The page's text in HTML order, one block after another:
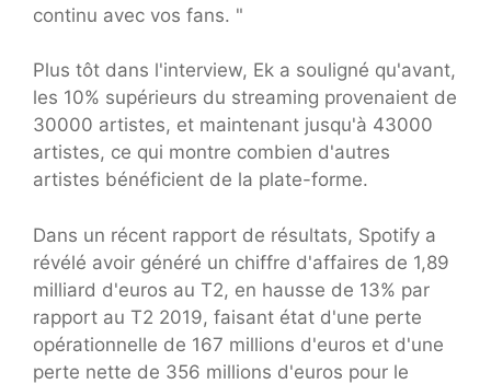
continu avec vos fans. "
Plus tôt dans l'interview, Ek a souligné qu'avant,
les 10% supérieurs du streaming provenaient de
30000 artistes, et maintenant jusqu'à 43000
artistes, ce qui montre combien d'autres
artistes bénéficient de la plate-forme.
Dans un récent rapport de résultats, Spotify a
révélé avoir généré un chiffre d'affaires de 1,89
milliard d'euros au T2, en hausse de 13% par
rapport au T2 2019, faisant état d'une perte
opérationnelle de 167 millions d'euros et d'une
perte nette de 356 millions d'euros pour le